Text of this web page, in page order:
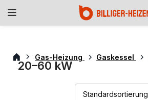
Gas-Heizung Gaskessel
20–60 kW